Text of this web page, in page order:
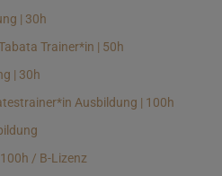
| 30h
Trainer*in | 50h
| 30h
Ausbildung | 100h
/ B-Lizenz